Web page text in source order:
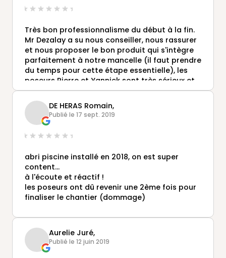
Très bon professionnalisme du début à la fin.
Mr Dezalay a su nous conseiller, nous rassurer
et nous proposer le bon produit qui s'intègre
parfaitement à notre mancelle (il faut prendre
du temps pour cette étape essentielle), les
poseurs Pierre et Yannick sont très sérieux et
à l'écoute, Chris le métreur est un vrai pro,
super équipe qui communique bien. Délai
respecté, très bonne qualité, notre maison est
transformée.
DE HERAS Romain,
Publié le 17 sept. 2019
abri piscine installé en 2018, on est super
content...
à l'écoute et réactif !
les poseurs ont dû revenir une 2ème fois pour
finaliser le chantier (dommage)
Aurelie Juré,
Publié le 12 juin 2019